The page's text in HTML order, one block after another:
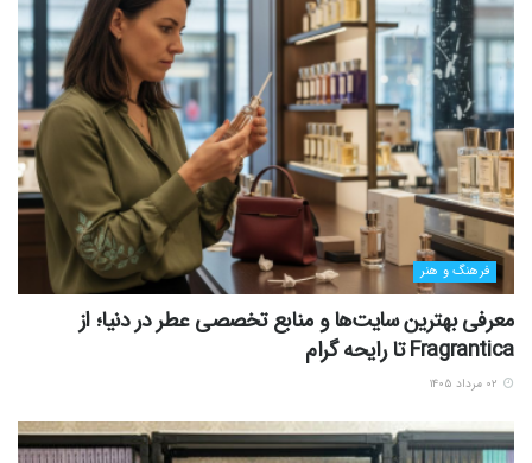
فرهنگ و هنر
معرفی بهترین سایت‌ها و منابع تخصصی عطر در دنیا؛ از
Fragrantica تا رایحه گرام